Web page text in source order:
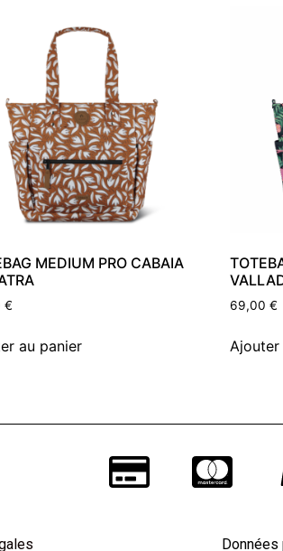
MEDIUM PRO CABAIA
€
au panier
69,00€
Ajouter
Données